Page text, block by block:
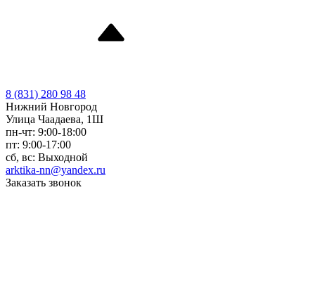
8 (831) 280 98 48
Нижний Новгород
Улица Чаадаева, 1Ш
пн-чт: 9:00-18:00
пт: 9:00-17:00
сб, вс: Выходной
arktika-nn@yandex.ru
Заказать звонок